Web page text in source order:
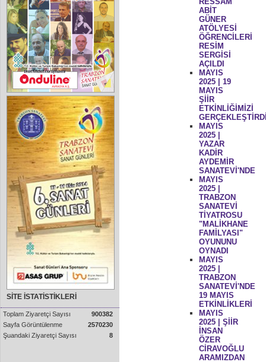
SİTE İSTATİSTİKLERİ
Toplam Ziyaretçi Sayısı
900382
Sayfa Görüntülenme
2570230
Şuandaki Ziyaretçi Sayısı
8
ABİT
GÜNER
ATÖLYESİ
ÖĞRENCİLERİ
RESİM
SERGİSİ
AÇILDI
MAYIS
2025 | 19
MAYIS
ŞİİR
ETKİNLİĞİMİZİ
MAYIS
2025 |
YAZAR
KADİR
AYDEMİR
SANATEVİ'NDE
MAYIS
2025 |
TRABZON
SANATEVİ
TİYATROSU
"MALİKHANE
FAMİLYASI"
OYUNUNU
OYNADI
MAYIS
2025 |
TRABZON
SANATEVİ'NDE
19 MAYIS
ETKİNLİKLERİ
MAYIS
2025 | ŞİİR
İNSAN
ÖZER
CİRAVOĞLU
ARAMIZDAN